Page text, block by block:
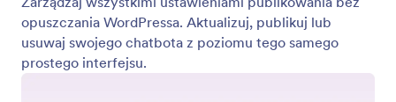
Train Your Agent
Wytrenuj swojego chatbota za pomocą FAQ,